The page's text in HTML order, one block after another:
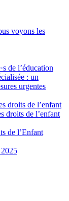
voyons les
de l’éducation
: un
urgentes
droits de l’enfant
droits de l’enfant
de l’Enfant